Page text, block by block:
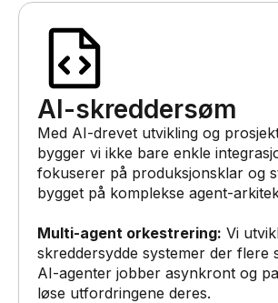
AI-skreddersøm
Med AI-drevet utvikling og
bygger vi ikke bare enkle
fokuserer på produksjonsklar og
bygget på komplekse agent-
Multi-agent orkestrering: Vi
skreddersydde systemer der flere
AI-agenter jobber asynkront og
løse utfordringene deres.